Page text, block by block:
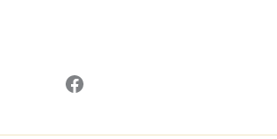
فيسبوك